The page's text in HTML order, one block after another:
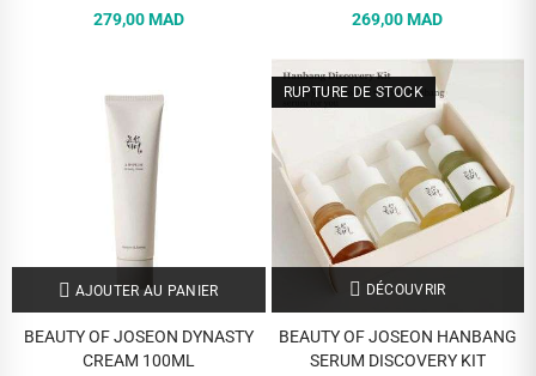
279,00 MAD 269,00 MAD
AJOUTER AU PANIER
BEAUTY OF JOSEON DYNASTY
CREAM 100ML
RUPTURE DE STOCK
DÉCOUVRIR
BEAUTY OF JOSEON HANBANG
SERUM DISCOVERY KIT